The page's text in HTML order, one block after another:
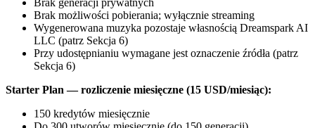
Brak generacji prywatnych
Brak możliwości pobierania; wyłącznie streaming
Wygenerowana muzyka pozostaje własnością Dreamspark AI
LLC (patrz Sekcja 6)
Przy udostępnianiu wymagane jest oznaczenie źródła (patrz
Sekcja 6)
Starter Plan — rozliczenie miesięczne (15 USD/miesiąc):
150 kredytów miesięcznie